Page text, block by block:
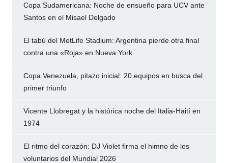
Copa Sudamericana: Noche de ensueño para UCV ante
Santos en el Misael Delgado
El tabú del MetLife Stadium: Argentina pierde otra final
contra una «Roja» en Nueva York
Copa Venezuela, pitazo inicial: 20 equipos en busca del
primer triunfo
Vicente Llobregat y la histórica noche del Italia-Haití en
1974
El ritmo del corazón: DJ Violet firma el himno de los
voluntarios del Mundial 2026